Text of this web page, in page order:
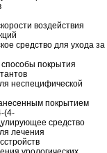
воздействия
средство для ухода за
покрытия
неспецифической
покрытием
(4-
средство
лечения